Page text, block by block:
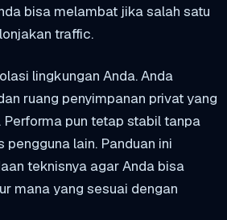
bisa melambat jika salah satu
traffic.
lingkungan Anda. Anda
ruang penyimpanan privat yang
pun tetap stabil tanpa
lain. Panduan ini
teknisnya agar Anda bisa
mana yang sesuai dengan